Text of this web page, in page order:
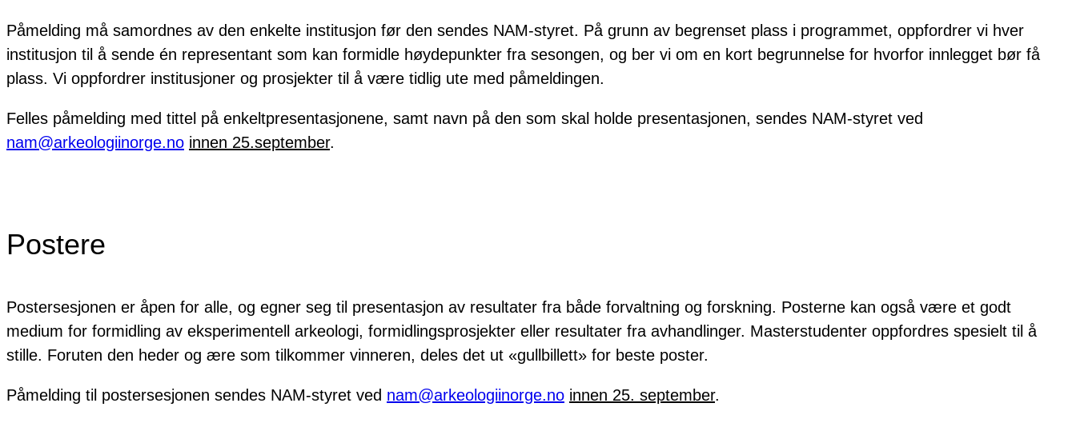
Påmelding må samordnes av den enkelte institusjon før den sendes NAM-styret. På grunn av begrenset plass i programmet, oppfordrer vi hver
institusjon til å sende én representant som kan formidle høydepunkter fra sesongen, og ber vi om en kort begrunnelse for hvorfor innlegget bør få
plass. Vi oppfordrer institusjoner og prosjekter til å være tidlig ute med påmeldingen.
Felles påmelding med tittel på enkeltpresentasjonene, samt navn på den som skal holde presentasjonen, sendes NAM-styret ved
nam@arkeologiinorge.no innen 25.september.
Postere
Postersesjonen er åpen for alle, og egner seg til presentasjon av resultater fra både forvaltning og forskning. Posterne kan også være et godt
medium for formidling av eksperimentell arkeologi, formidlingsprosjekter eller resultater fra avhandlinger. Masterstudenter oppfordres spesielt til å
stille. Foruten den heder og ære som tilkommer vinneren, deles det ut «gullbillett» for beste poster.
Påmelding til postersesjonen sendes NAM-styret ved nam@arkeologiinorge.no innen 25. september.